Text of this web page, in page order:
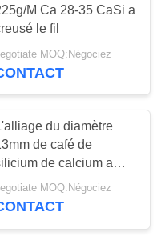
M Ca 28-35 CaSi a
le fil
MOQ:Négociez
du diamètre
de café de
de calcium a
creusé le fil
MOQ:Négociez